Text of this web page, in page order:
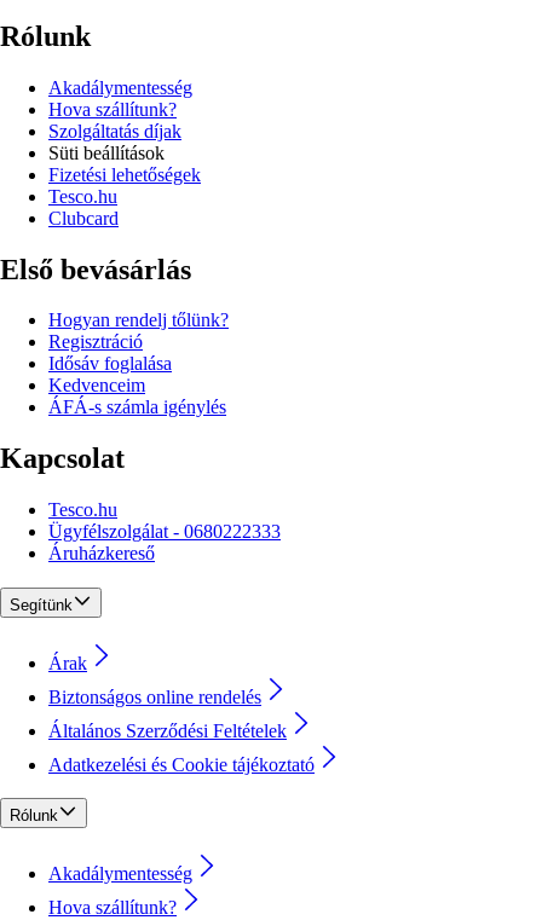
Rólunk
Akadálymentesség
Hova szállítunk?
Szolgáltatás díjak
Süti beállítások
Fizetési lehetőségek
Tesco.hu
Clubcard
Első bevásárlás
Hogyan rendelj tőlünk?
Regisztráció
Idősáv foglalása
Kedvenceim
ÁFÁ-s számla igénylés
Kapcsolat
Tesco.hu
Ügyfélszolgálat - 0680222333
Áruházkereső
Segítünk
Árak
Biztonságos online rendelés
Általános Szerződési Feltételek
Adatkezelési és Cookie tájékoztató
Rólunk
Akadálymentesség
Hova szállítunk?